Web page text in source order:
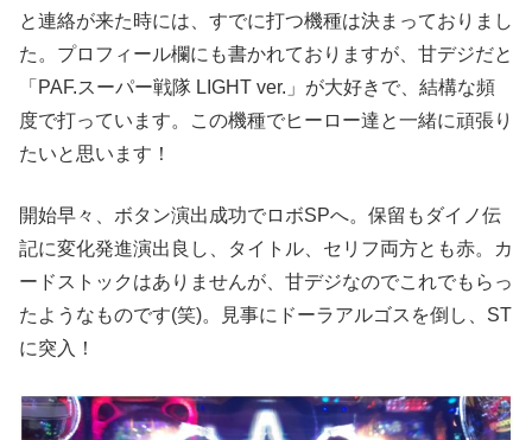
と連絡が来た時には、すでに打つ機種は決まっておりまし
た。プロフィール欄にも書かれておりますが、甘デジだと
「PAF.スーパー戦隊 LIGHT ver.」が大好きで、結構な頻
度で打っています。この機種でヒーロー達と一緒に頑張り
たいと思います！
開始早々、ボタン演出成功でロボSPへ。保留もダイノ伝
記に変化発進演出良し、タイトル、セリフ両方とも赤。カ
ードストックはありませんが、甘デジなのでこれでもらっ
たようなものです(笑)。見事にドーラアルゴスを倒し、ST
に突入！